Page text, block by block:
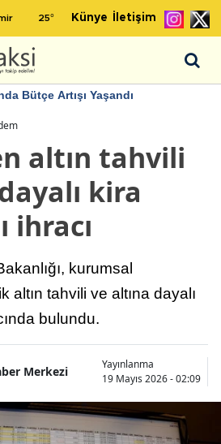
25° Künye İletişim
Bütçe Artışı Yaşandı
altın tahvili
kira
ihracı
kurumsal
altın tahvili ve altına dayalı
bulundu.
Merkezi
Yayınlanma
19 Mayıs 2026 - 02:09